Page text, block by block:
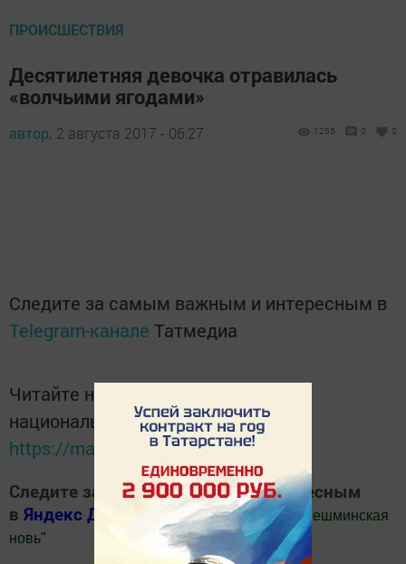
ПРОИСШЕСТВИЯ
Десятилетняя девочка отравилась
«волчьими ягодами»
автор, 2 августа 2017 - 06:27 1255 0 0
Следите за самым важным и интересным в
Telegram-канале Татмедиа
Читайте новости Татарстана в
национальном мессенджере MАХ:
https://max.ru/tatmedia
Следите за самым важным и интересным
в Яндекс Дзен и Телеграм канале
Шешминская
новь"